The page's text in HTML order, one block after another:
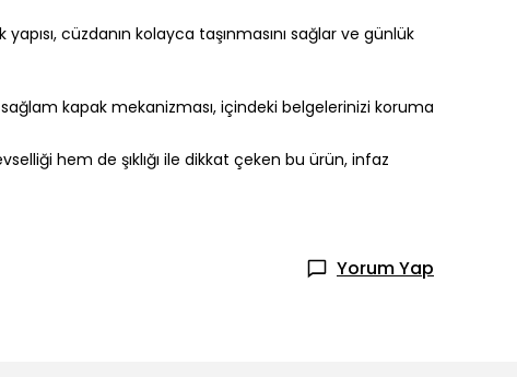
cüzdanın kolayca taşınmasını sağlar ve günlük
kapak mekanizması, içindeki belgelerinizi koruma
hem de şıklığı ile dikkat çeken bu ürün, infaz
Yorum Yap